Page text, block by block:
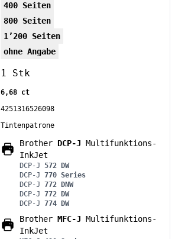
400 Seiten
800 Seiten
1’200 Seiten
ohne Angabe
1 Stk
6,68 ct
4251316526098
Tintenpatrone
Brother DCP-J Multifunktions-
InkJet
DCP-J 572 DW
DCP-J 770 Series
DCP-J 772 DNW
DCP-J 772 DW
DCP-J 774 DW
Brother MFC-J Multifunktions-
InkJet